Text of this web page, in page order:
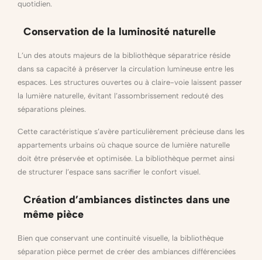
quotidien.
Conservation de la luminosité naturelle
L’un des atouts majeurs de la bibliothèque séparatrice réside
dans sa capacité à préserver la circulation lumineuse entre les
espaces. Les structures ouvertes ou à claire-voie laissent passer
la lumière naturelle, évitant l’assombrissement redouté des
séparations pleines.
Cette caractéristique s’avère particulièrement précieuse dans les
appartements urbains où chaque source de lumière naturelle
doit être préservée et optimisée. La bibliothèque permet ainsi
de structurer l’espace sans sacrifier le confort visuel.
Création d’ambiances distinctes dans une
même pièce
Bien que conservant une continuité visuelle, la bibliothèque
séparation pièce permet de créer des ambiances différenciées